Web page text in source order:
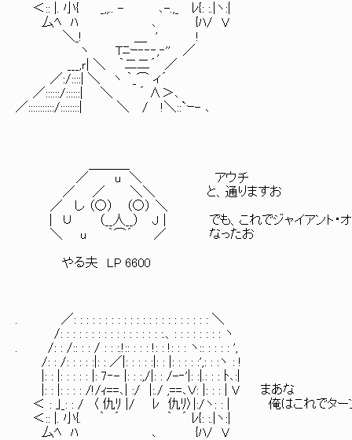
＜:: |. 小{ _,,.. - ､-.,_ ﾚ{: :.|ヽ:|
厶ﾍ ﾊ ､ {ﾊ/ V
＼_! ＿ ' !
ヽ Tﾆｰ‐‐‐,‐'' ／
___,ｒ| ＼ ｀二二´ ／
／:/::::| ＼ ヽ ｀_⌒ ィ´
／::::::/::::::| ＼ ´ ∧＞､
／:::::::::::/::::::::| ＼ / !＼::`ｰ- ､
／ u ＼ アウチ
／ ／ ＼＼ と、通りますお
／ し （○） （○） ＼
| ∪ （__人__） J | でも、これでジャイアント・オ
＼ u ｀⌒´ ／ なったお
やる夫 LP 6600
. ／: : : : : : : : : : : : : : : : : : : : : : ＼
/: : : : : : : : : : : : : : : : :.、: : : : : : : : ヽ
. /: : /:: : : / : : :.!:: : : : !: : !: : : ヽ:: : : : : ',
/: : /: : : : :|: : ／|: : : : :|: : |: : : : :',: : :ヽ : !
|: : |: : : : : |: 7‐- |: : :,/|: : /-‐'|: :|.: : : ﾄ､:|
|: : |: : : : /!/ｨ==､| :/ |:./ ,==､Ｖ: |: : : | V まあな
＜ : ｣_: : / 〈 仇ﾘ |/ ﾚ 仇ﾘ〉|:/ヽ: : | 俺はこれでターン
＜:: |. 小{. ｀ ´ ｀ ´ ﾚ{: :.|ヽ:|
厶ﾍ ﾊ ､ {ﾊ/ V